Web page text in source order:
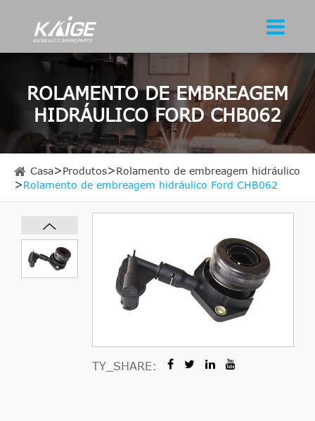
ROLAMENTO DE EMBREAGEM
HIDRÁULICO FORD CHB062
Casa Produtos
Rolamento de embreagem hidráulico
Rolamento de embreagem hidráulico Ford CHB062
TY_SHARE: